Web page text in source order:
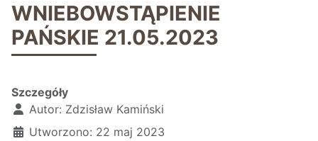
WNIEBOWSTĄPIENIE
PAŃSKIE 21.05.2023
Szczegóły
Autor: Zdzisław Kamiński
Utworzono: 22 maj 2023